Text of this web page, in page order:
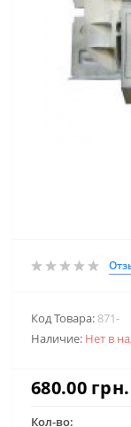
Код Товара: 871-
Наличие: Нет в
680.00 грн.
Кол-во: